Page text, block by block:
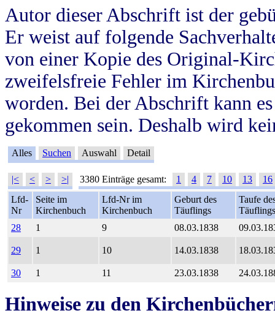
Autor dieser Abschrift ist der
Er weist auf folgende
von einer Kopie des Original-
zweifelsfreie Fehler im
worden. Bei der Abschrift kann
gekommen sein. Deshalb wird
Alles Suchen Auswahl Detail
|< < > >| 3380 Einträge gesamt: 1 4 7 10 13
16
Lfd-
Nr
Seite im
Kirchenbuch
Lfd-Nr im
Kirchenbuch
Geburt des
Täuflings
Taufe
Täuflings
28
1 9 08.03.1838
29 1 10 14.03.1838
30 1 11 23.03.1838
Hinweise zu den